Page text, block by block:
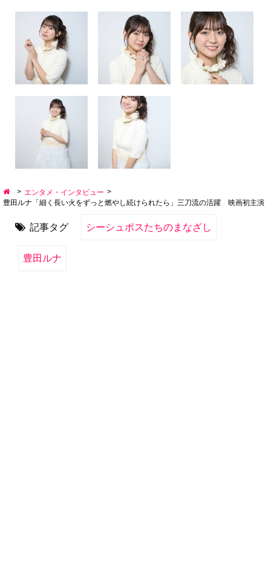
> エンタメ・インタビュー >
豊田ルナ「細く長い火をずっと燃やし続けられたら」三刀流の活躍 映画初主演
記事タグ シーシュポスたちのまなざし
豊田ルナ